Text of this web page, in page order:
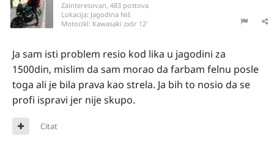
Zainteresovan, 483 postova
Lokacija: Jagodina Niš
Motocikl: Kawasaki zx6r 12'
Ja sam isti problem resio kod lika u jagodini za
1500din, mislim da sam morao da farbam felnu posle
toga ali je bila prava kao strela. Ja bih to nosio da se
profi ispravi jer nije skupo.
Citat